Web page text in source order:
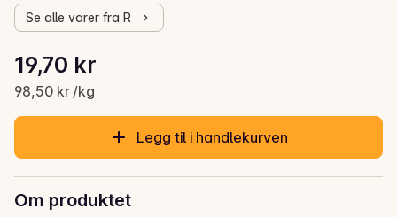
Se alle varer fra R
Gjeldende pris er: 19,70 kr
19,70 kr
98,50 kr /kg
Stykkpris: 98,50 kr /kg
Legg til i handlekurven
Om produktet